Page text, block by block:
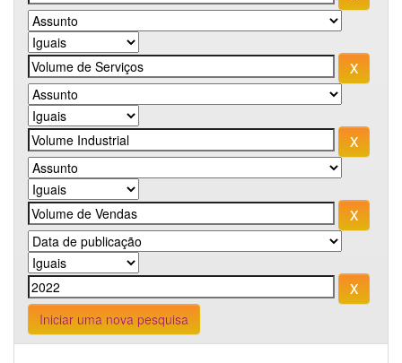
Iniciar uma nova pesquisa